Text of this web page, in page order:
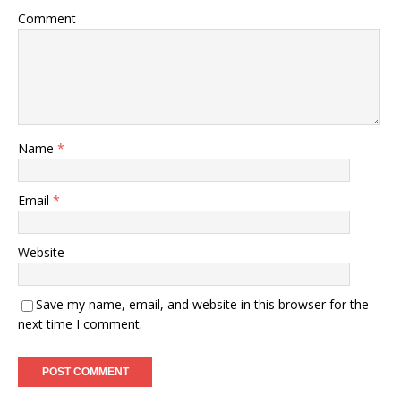
Comment
Name *
Email *
Website
Save my name, email, and website in this browser for the
next time I comment.